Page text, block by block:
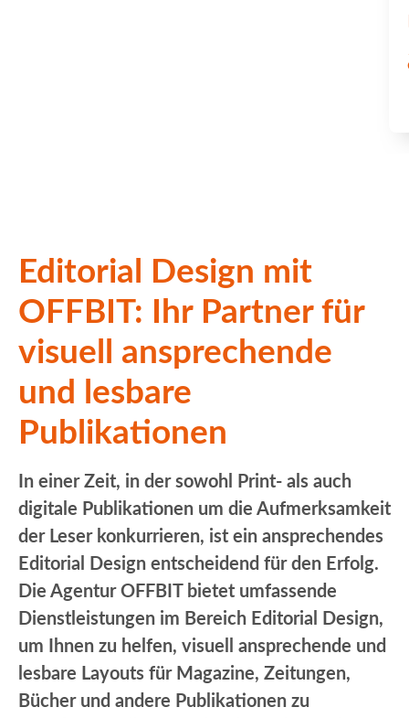
Editorial Design mit
OFFBIT: Ihr Partner für
visuell ansprechende
und lesbare
Publikationen
In einer Zeit, in der sowohl Print- als auch
digitale Publikationen um die Aufmerksamkeit
der Leser konkurrieren, ist ein ansprechendes
Editorial Design entscheidend für den Erfolg.
Die Agentur OFFBIT bietet umfassende
Dienstleistungen im Bereich Editorial Design,
um Ihnen zu helfen, visuell ansprechende und
lesbare Layouts für Magazine, Zeitungen,
Bücher und andere Publikationen zu